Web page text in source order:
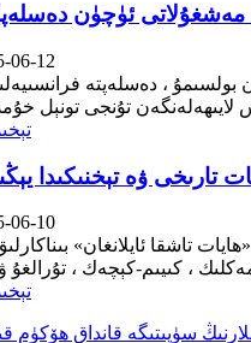
مەشغۇلاتى ئۈچۈن
06-12
، دەسلەپتە
ۋە تېخنىكىدا
06-10
تاشقا ئايلانغان»